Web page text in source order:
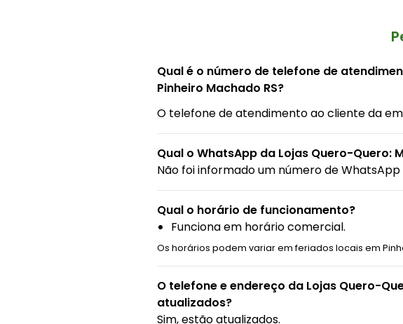
Qual é o número de telefone de
Pinheiro Machado RS?
O telefone de atendimento ao cliente da
Qual o WhatsApp da Lojas Quero-Quero:
Não foi informado um número de
Qual o horário de funcionamento?
Funciona em horário comercial.
Os horários podem variar em feriados locais em
O telefone e endereço da Lojas Quero-
atualizados?
Sim, estão atualizados.